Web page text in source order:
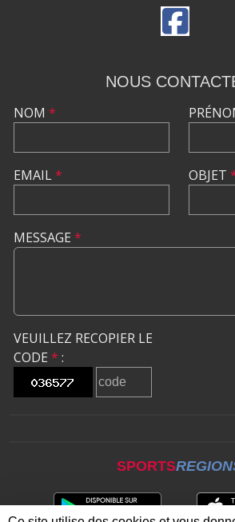
NOUS
NOM *
EMAIL* OBJET
MESSAGE *
VEUILLEZ RECOPIER LE
CODE * :
SPORTS